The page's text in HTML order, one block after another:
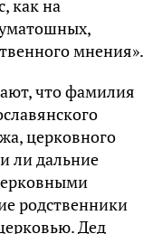
как на
мнения».
что фамилия
церковного
ли дальние
родственники
Дед